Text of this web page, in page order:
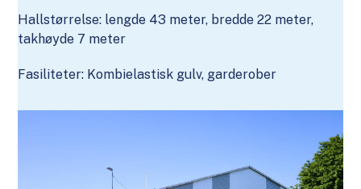
Hallstørrelse: lengde 43 meter, bredde 22 meter,
takhøyde 7 meter
Fasiliteter: Kombielastisk gulv, garderober